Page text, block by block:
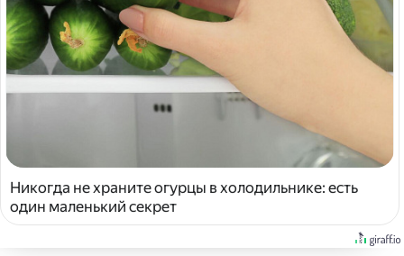
Никогда не храните огурцы в холодильнике: есть
один маленький секрет